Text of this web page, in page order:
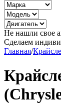
Не нашли свое
Сделаем
Главная/